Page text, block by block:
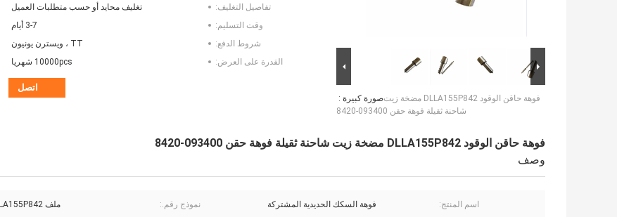
صورة كبيرة :فوهة حاقن الوقود DLLA155P842 مضخة زيت
شاحنة ثقيلة فوهة حقن 093400-8420
تفاصيل التغليف:
تغليف محايد أو حسب متطلبات العميل
وقت التسليم:
3-7 أيام
شروط الدفع:
TT ، ويسترن يونيون
القدرة على العرض:
10000pcs شهريا
اتصل
فوهة حاقن الوقود DLLA155P842 مضخة زيت شاحنة ثقيلة فوهة حقن 093400-8420
وصف
اسم المنتج: فوهة السكك الحديدية المشتركة نموذج رقم.: ملف DLLA155P842